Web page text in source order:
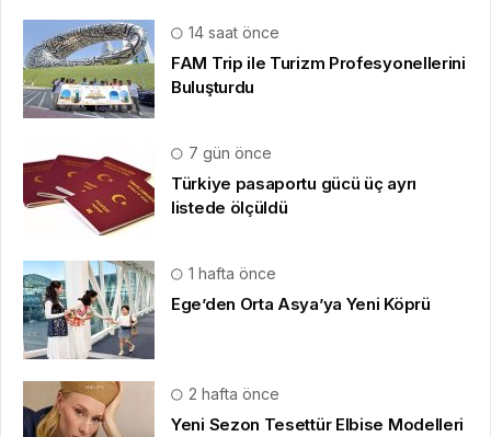
14 saat önce
FAM Trip ile Turizm Profesyonellerini
Buluşturdu
7 gün önce
Türkiye pasaportu gücü üç ayrı
listede ölçüldü
1 hafta önce
Ege’den Orta Asya’ya Yeni Köprü
2 hafta önce
Yeni Sezon Tesettür Elbise Modelleri